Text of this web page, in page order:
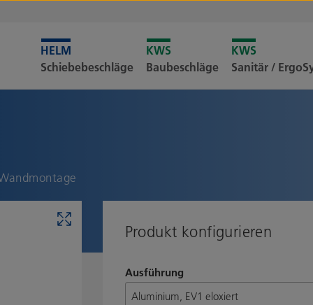
Schiebebeschläge Baubeschläge Sanitär /
Produkt konfigurieren
Ausführung